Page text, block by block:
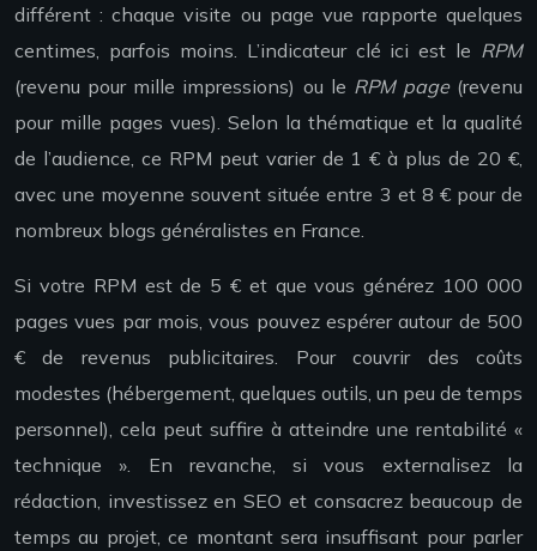
différent : chaque visite ou page vue rapporte quelques
centimes, parfois moins. L’indicateur clé ici est le RPM
(revenu pour mille impressions) ou le RPM page(revenu
pour mille pages vues). Selon la thématique et la qualité
de l’audience, ce RPM peut varier de 1 € à plus de 20 €,
avec une moyenne souvent située entre 3 et 8 € pour de
nombreux blogs généralistes en France.
Si votre RPM est de 5 € et que vous générez 100 000
pages vues par mois, vous pouvez espérer autour de 500
€ de revenus publicitaires. Pour couvrir des coûts
modestes (hébergement, quelques outils, un peu de temps
personnel), cela peut suffire à atteindre une rentabilité «
technique ». En revanche, si vous externalisez la
rédaction, investissez en SEO et consacrez beaucoup de
temps au projet, ce montant sera insuffisant pour parler